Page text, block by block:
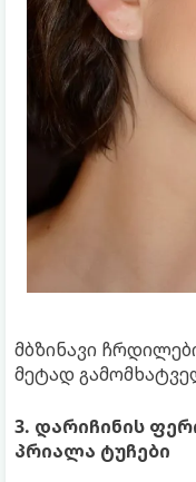
მბზინავი
მეტად
3. დარიჩინის
პრიალა ტუჩები